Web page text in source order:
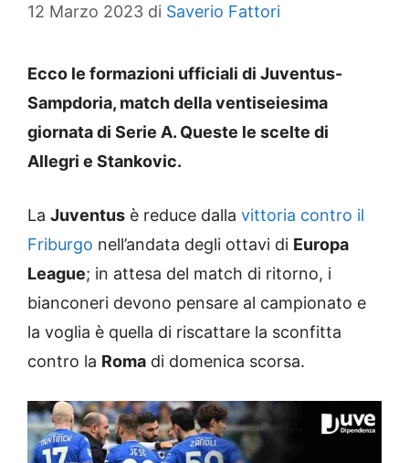
12 Marzo 2023 di Saverio Fattori
Ecco le formazioni ufficiali di Juventus-
Sampdoria, match della ventiseiesima
giornata di Serie A. Queste le scelte di
Allegri e Stankovic.
La Juventus è reduce dalla vittoria contro il
Friburgo nell’andata degli ottavi di Europa
League; in attesa del match di ritorno, i
bianconeri devono pensare al campionato e
la voglia è quella di riscattare la sconfitta
contro la Roma di domenica scorsa.